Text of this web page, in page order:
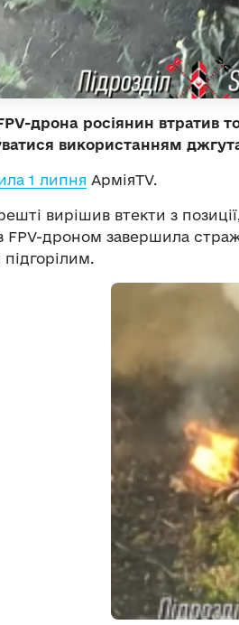
дрона росіянин втратив
використанням
1 липня АрміяTV.
вирішив втекти з
FPV-дроном завершила